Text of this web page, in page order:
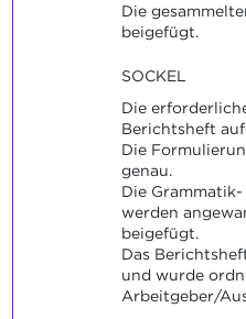
Die
beigefügt.
SOCKEL
Die
Berichtsheft
Die
genau.
Die
werden
beigefügt.
Das
und wurde
Arbeitgeber/